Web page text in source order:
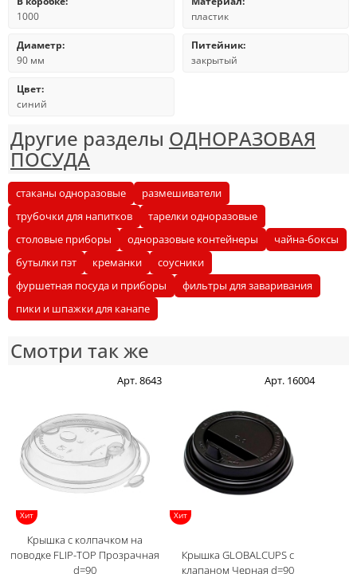
1000
пластик
Диаметр:
90 мм
Питейник:
закрытый
Цвет:
синий
Другие разделы ОДНОРАЗОВАЯ
ПОСУДА
стаканы одноразовые
размешиватели
трубочки для напитков
тарелки одноразовые
столовые приборы
одноразовые контейнеры
чайна-боксы
бутылки пэт
креманки
соусники
фуршетная посуда и приборы
фильтры для заваривания
пики и шпажки для канапе
Смотри так же
Хит
Арт. 8643
Крышка с колпачком на
поводке FLIP-TOP Прозрачная
d=90
Хит
Арт. 16004
Крышка GLOBALCUPS с
клапаном Черная d=90